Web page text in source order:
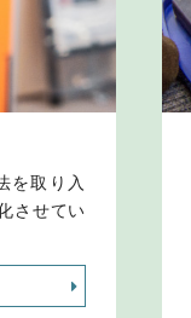
を取り入
させてい